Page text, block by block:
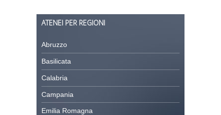
ATENEI PER REGIONI
Abruzzo
Basilicata
Calabria
Campania
Emilia Romagna